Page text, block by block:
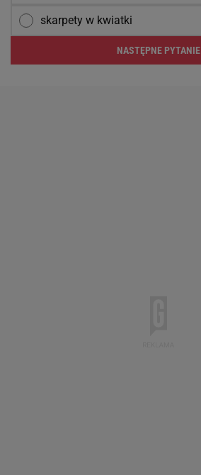
skarpety w kwiatki
NASTĘPNE PYTANIE